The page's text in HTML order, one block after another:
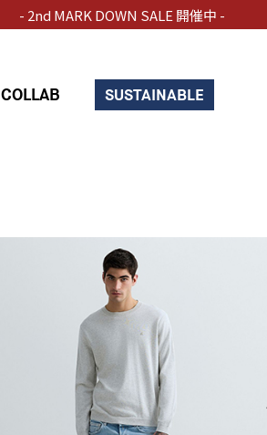
- 2nd MARK DOWN SALE 開催中 -
COLLAB SUSTAINABLE